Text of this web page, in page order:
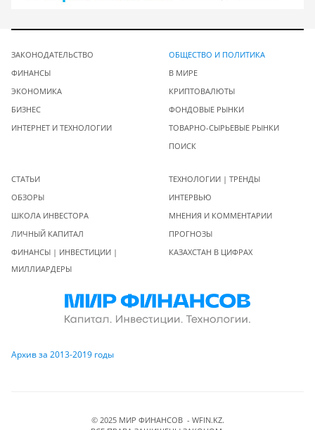
ЗАКОНОДАТЕЛЬСТВО
ФИНАНСЫ
ЭКОНОМИКА
БИЗНЕС
ИНТЕРНЕТ И ТЕХНОЛОГИИ
ОБЩЕСТВО И ПОЛИТИКА
В МИРЕ
КРИПТОВАЛЮТЫ
ФОНДОВЫЕ РЫНКИ
ТОВАРНО-СЫРЬЕВЫЕ РЫНКИ
ПОИСК
СТАТЬИ
ОБЗОРЫ
ШКОЛА ИНВЕСТОРА
ЛИЧНЫЙ КАПИТАЛ
ФИНАНСЫ | ИНВЕСТИЦИИ |
МИЛЛИАРДЕРЫ
ТЕХНОЛОГИИ | ТРЕНДЫ
ИНТЕРВЬЮ
МНЕНИЯ И КОММЕНТАРИИ
ПРОГНОЗЫ
КАЗАХСТАН В ЦИФРАХ
Архив за 2013-2019 годы
© 2025 МИР ФИНАНСОВ - WFIN.KZ.